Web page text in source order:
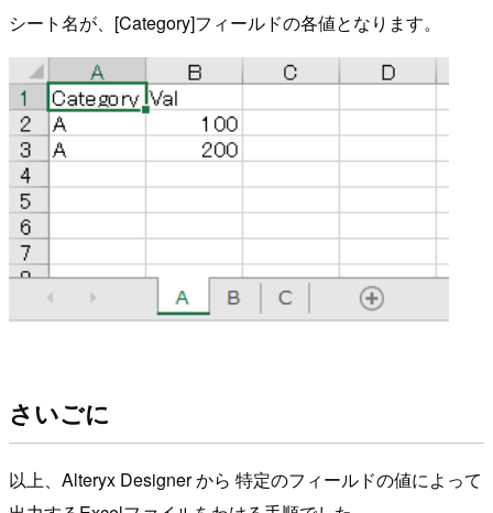
シート名が、[Category]フィールドの各値となります。
さいごに
以上、Alteryx Designer から 特定のフィールドの値によって